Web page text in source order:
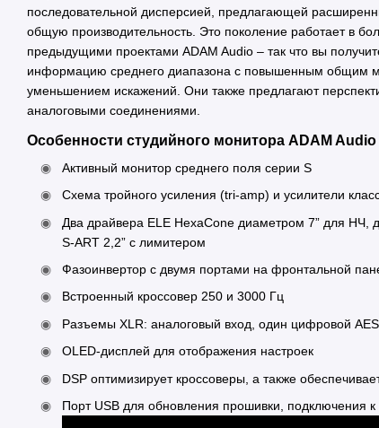
последовательной дисперсией, предлагающей
общую производительность. Это поколение работает в
предыдущими проектами ADAM Audio – так что вы
информацию среднего диапазона с повышенным общим
уменьшением искажений. Они также предлагают
аналоговыми соединениями.
Особенности студийного монитора ADAM Audio
Активный монитор среднего поля серии S
Схема тройного усиления (tri-amp) и усилители
Два драйвера ELE HexaCone диаметром 7” для
S-ART 2,2” с лимитером
Фазоинвертор с двумя портами на фронтальной
Встроенный кроссовер 250 и 3000 Гц
Разъемы XLR: аналоговый вход, один цифровой
OLED-дисплей для отображения настроек
DSP оптимизирует кроссоверы, а также
Порт USB для обновления прошивки, подключения